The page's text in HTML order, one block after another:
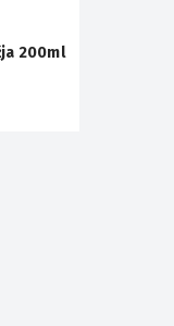
200ml